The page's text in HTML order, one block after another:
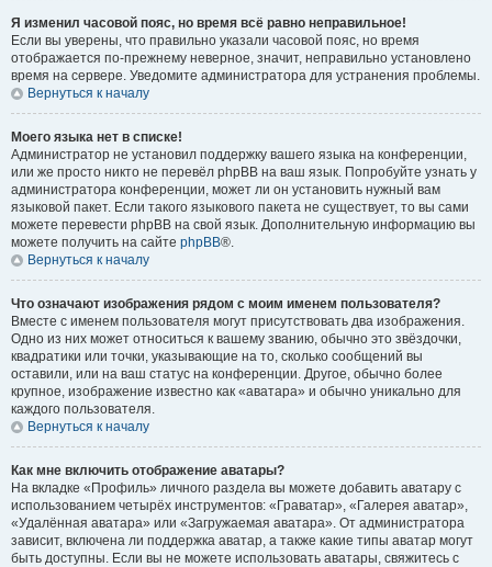
Я изменил часовой пояс, но время всё равно неправильное!
Если вы уверены, что правильно указали часовой пояс, но время
отображается по-прежнему неверное, значит, неправильно установлено
время на сервере. Уведомите администратора для устранения проблемы.
Вернуться к началу
Моего языка нет в списке!
Администратор не установил поддержку вашего языка на конференции,
или же просто никто не перевёл phpBB на ваш язык. Попробуйте узнать у
администратора конференции, может ли он установить нужный вам
языковой пакет. Если такого языкового пакета не существует, то вы сами
можете перевести phpBB на свой язык. Дополнительную информацию вы
можете получить на сайте phpBB®.
Вернуться к началу
Что означают изображения рядом с моим именем пользователя?
Вместе с именем пользователя могут присутствовать два изображения.
Одно из них может относиться к вашему званию, обычно это звёздочки,
квадратики или точки, указывающие на то, сколько сообщений вы
оставили, или на ваш статус на конференции. Другое, обычно более
крупное, изображение известно как «аватара» и обычно уникально для
каждого пользователя.
Вернуться к началу
Как мне включить отображение аватары?
На вкладке «Профиль» личного раздела вы можете добавить аватару с
использованием четырёх инструментов: «Граватар», «Галерея аватар»,
«Удалённая аватара» или «Загружаемая аватара». От администратора
зависит, включена ли поддержка аватар, а также какие типы аватар могут
быть доступны. Если вы не можете использовать аватары, свяжитесь с